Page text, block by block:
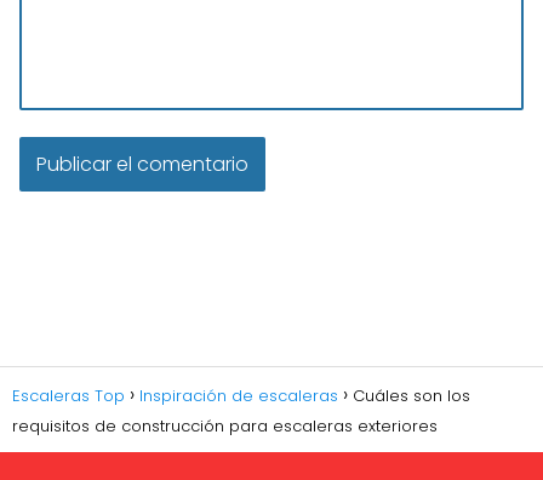
Escaleras Top Inspiración de escaleras
Cuáles son los
requisitos de construcción para escaleras exteriores